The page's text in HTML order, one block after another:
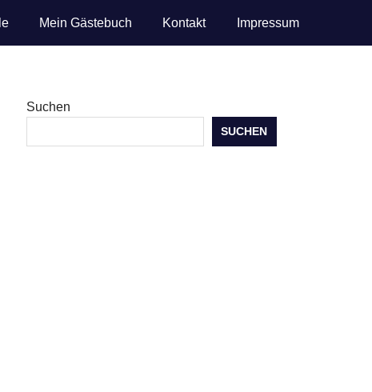
Mein Gästebuch Kontakt Impressum
Suchen
SUCHEN